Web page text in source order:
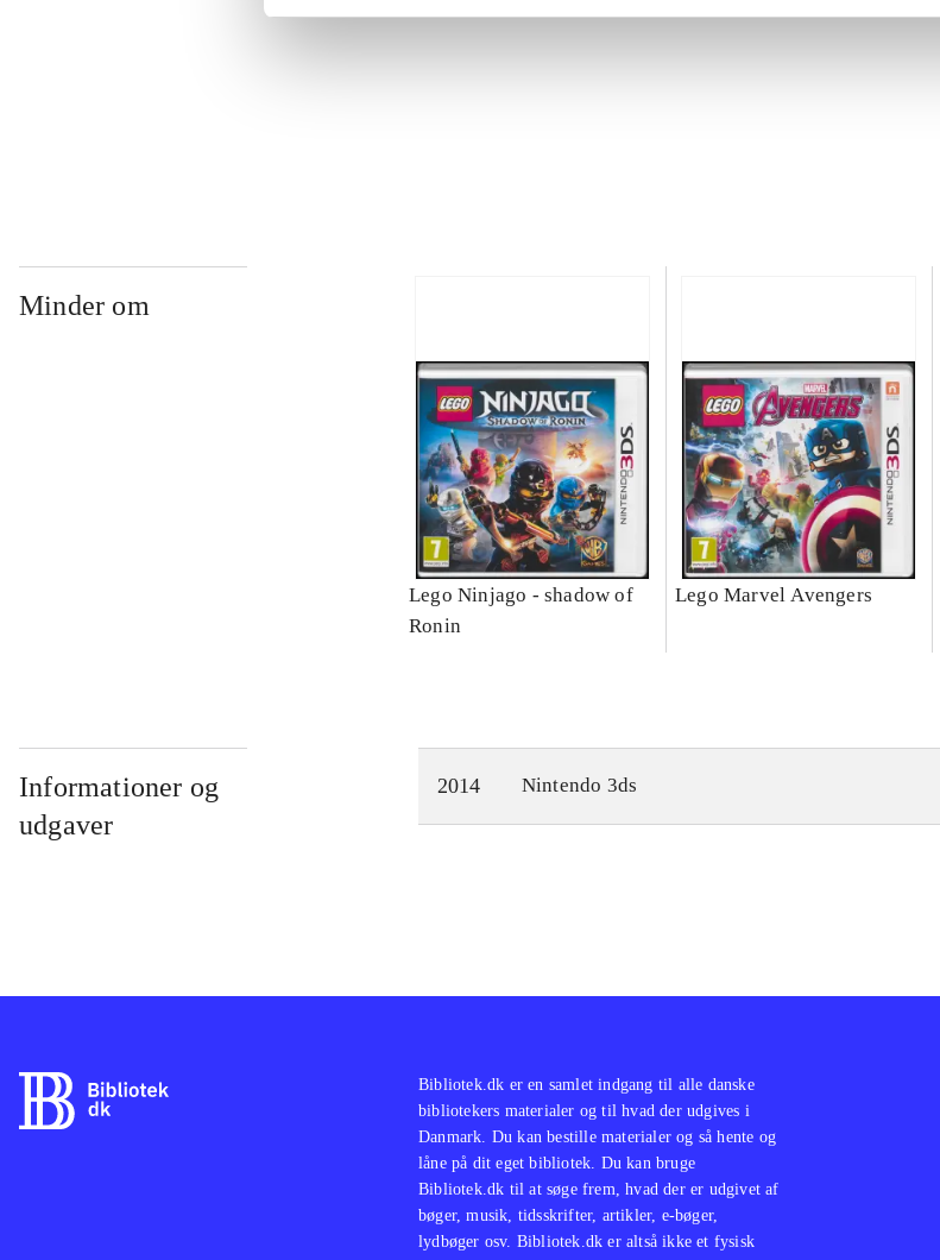
Minder om
Lego Ninjago - shadow of
Ronin
Lego Marvel Avengers
Informationer og
udgaver
2014 Nintendo 3ds
Bibliotek.dk er en samlet indgang til alle danske
bibliotekers materialer og til hvad der udgives i
Danmark. Du kan bestille materialer og så hente og
låne på dit eget bibliotek. Du kan bruge
Bibliotek.dk til at søge frem, hvad der er udgivet af
bøger, musik, tidsskrifter, artikler, e-bøger,
lydbøger osv. Bibliotek.dk er altså ikke et fysisk